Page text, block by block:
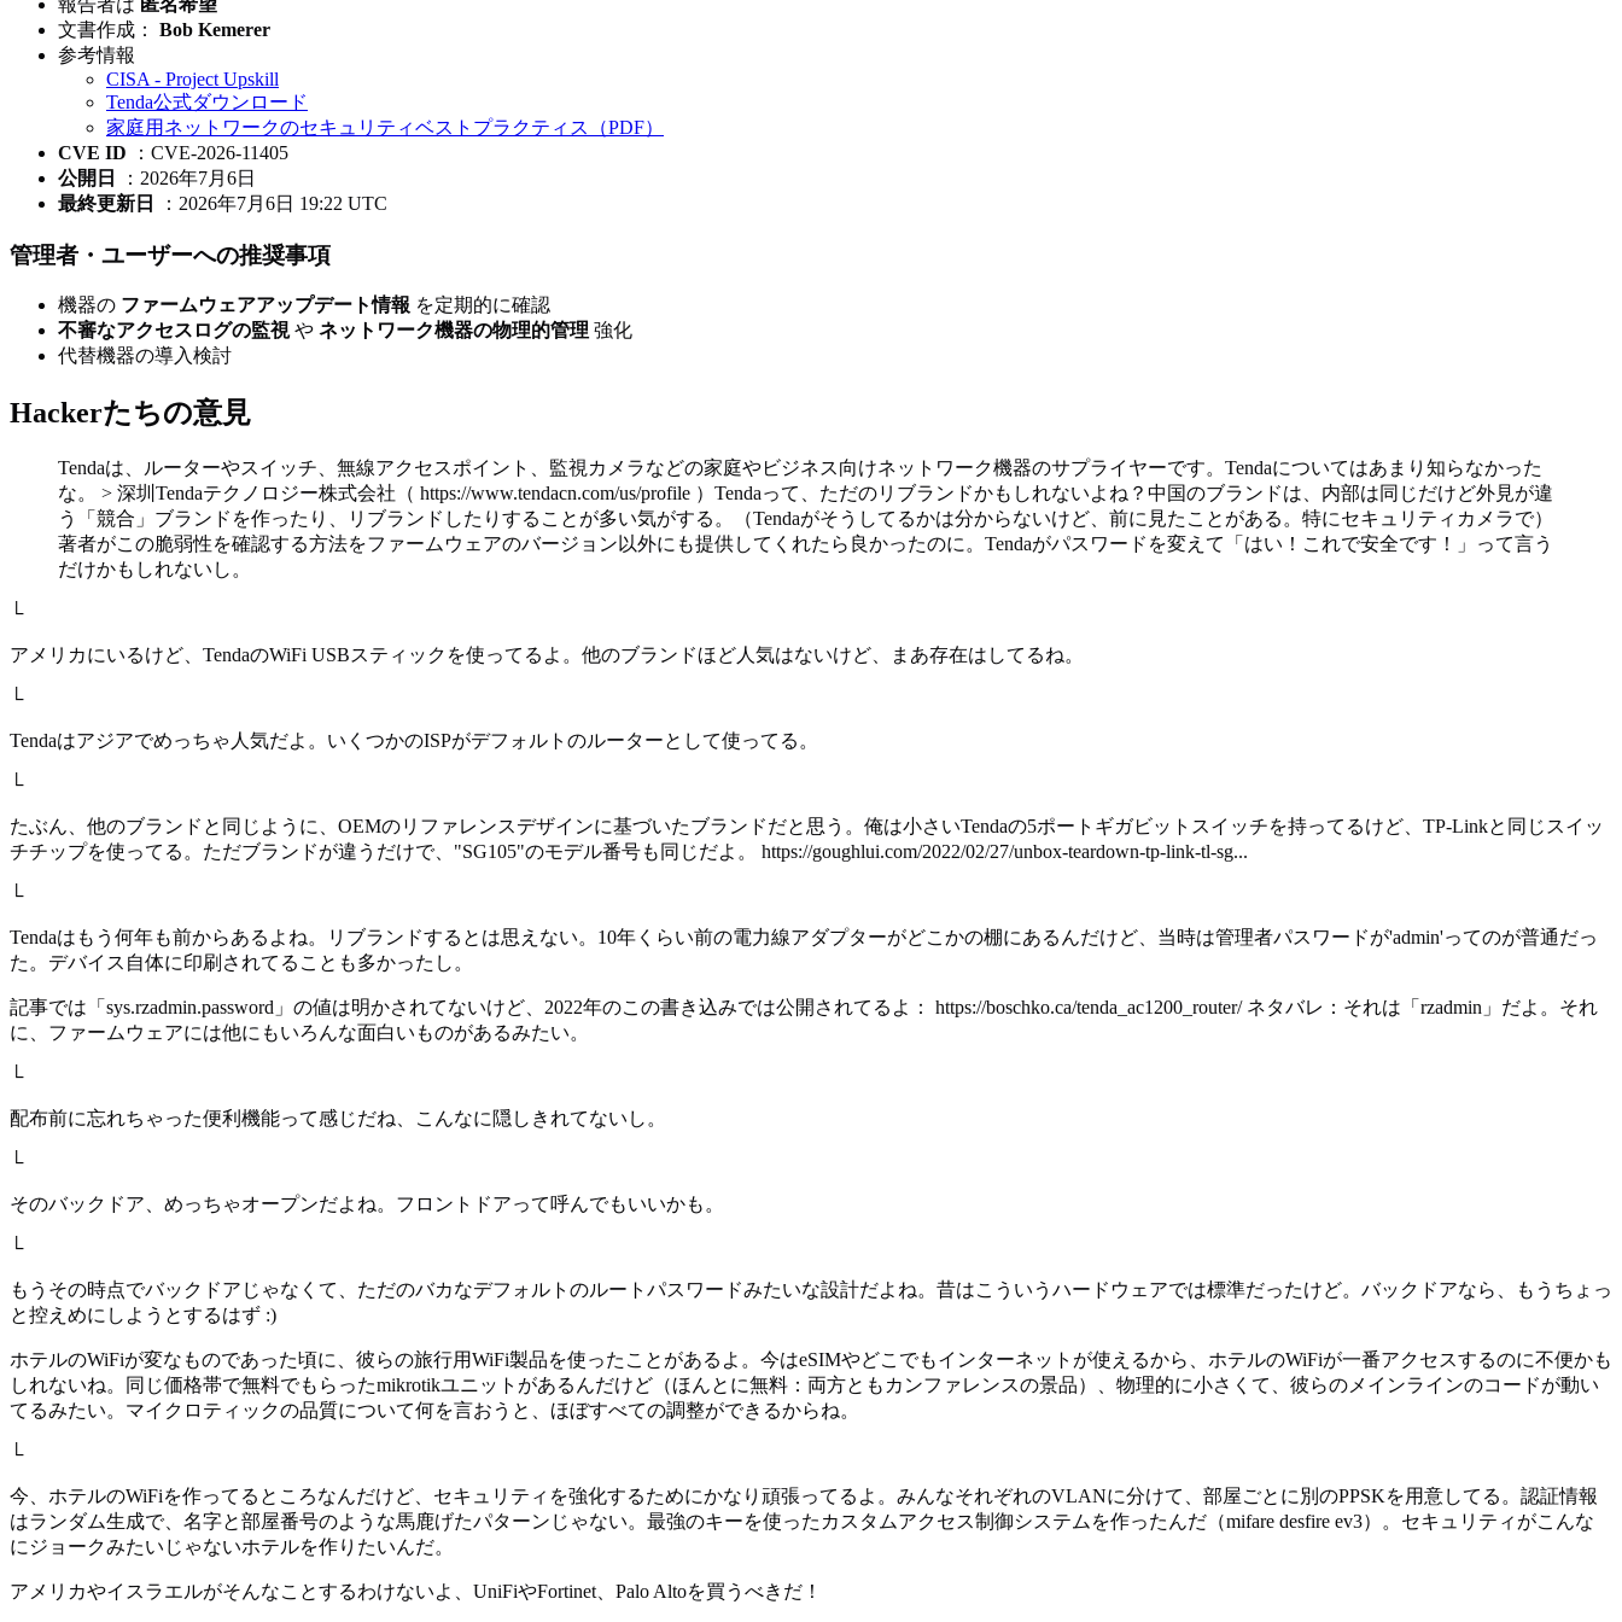
文書作成： Bob Kemerer
参考情報
CISA - Project Upskill
Tenda公式ダウンロード
家庭用ネットワークのセキュリティベストプラクティス（PDF）
CVE ID ：CVE-2026-11405
公開日
：2026年7月6日
最終更新日
：2026年7月6日 19:22 UTC
管理者・ユーザーへの推奨事項
機器の ファームウェアアップデート情報 を定期的に確認
不審なアクセスログの監視や ネットワーク機器の物理的管理 強化
代替機器の導入検討
Hackerたちの意見
Tendaは、ルーターやスイッチ、無線アクセスポイント、監視カメラなどの家庭やビジネス向けネットワーク機器のサプライヤーです。Tendaについてはあまり知らなかった
な。 > 深圳Tendaテクノロジー株式会社（ https://www.tendacn.com/us/profile ）Tendaって、ただのリブランドかもしれないよね？中国のブランドは、内部は同じだけど外見が違
う「競合」ブランドを作ったり、リブランドしたりすることが多い気がする。（Tendaがそうしてるかは分からないけど、前に見たことがある。特にセキュリティカメラで）
著者がこの脆弱性を確認する方法をファームウェアのバージョン以外にも提供してくれたら良かったのに。Tendaがパスワードを変えて「はい！これで安全です！」って言う
だけかもしれないし。
└
アメリカにいるけど、TendaのWiFi USBスティックを使ってるよ。他のブランドほど人気はないけど、まあ存在はしてるね。
└
Tendaはアジアでめっちゃ人気だよ。いくつかのISPがデフォルトのルーターとして使ってる。
└
たぶん、他のブランドと同じように、OEMのリファレンスデザインに基づいたブランドだと思う。俺は小さいTendaの5ポートギガビットスイッチを持ってるけど、TP-Linkと同じスイッ
チチップを使ってる。ただブランドが違うだけで、"SG105"のモデル番号も同じだよ。 https://goughlui.com/2022/02/27/unbox-teardown-tp-link-tl-sg...
└
Tendaはもう何年も前からあるよね。リブランドするとは思えない。10年くらい前の電力線アダプターがどこかの棚にあるんだけど、当時は管理者パスワードが'admin'ってのが普通だっ
た。デバイス自体に印刷されてることも多かったし。
記事では「sys.rzadmin.password」の値は明かされてないけど、2022年のこの書き込みでは公開されてるよ： https://boschko.ca/tenda_ac1200_router/ ネタバレ：それは「rzadmin」だよ。それ
に、ファームウェアには他にもいろんな面白いものがあるみたい。
└
配布前に忘れちゃった便利機能って感じだね、こんなに隠しきれてないし。
└
そのバックドア、めっちゃオープンだよね。フロントドアって呼んでもいいかも。
└
もうその時点でバックドアじゃなくて、ただのバカなデフォルトのルートパスワードみたいな設計だよね。昔はこういうハードウェアでは標準だったけど。バックドアなら、もうちょっ
と控えめにしようとするはず :)
ホテルのWiFiが変なものであった頃に、彼らの旅行用WiFi製品を使ったことがあるよ。今はeSIMやどこでもインターネットが使えるから、ホテルのWiFiが一番アクセスするのに不便かも
しれないね。同じ価格帯で無料でもらったmikrotikユニットがあるんだけど（ほんとに無料：両方ともカンファレンスの景品）、物理的に小さくて、彼らのメインラインのコードが動い
てるみたい。マイクロティックの品質について何を言おうと、ほぼすべての調整ができるからね。
└
今、ホテルのWiFiを作ってるところなんだけど、セキュリティを強化するためにかなり頑張ってるよ。みんなそれぞれのVLANに分けて、部屋ごとに別のPPSKを用意してる。認証情報
はランダム生成で、名字と部屋番号のような馬鹿げたパターンじゃない。最強のキーを使ったカスタムアクセス制御システムを作ったんだ（mifare desfire ev3）。セキュリティがこんな
にジョークみたいじゃないホテルを作りたいんだ。
アメリカやイスラエルがそんなことするわけないよ、UniFiやFortinet、Palo Altoを買うべきだ！